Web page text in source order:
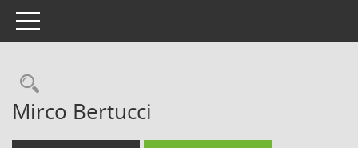
Toggle navigation
Rechercheauswahl
Mirco Bertucci